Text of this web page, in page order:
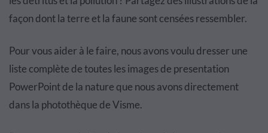
façon dont la terre et la faune sont censées ressembler.
Pour vous aider à le faire, nous avons voulu dresser une
liste complète de toutes les images de presentation
PowerPoint de la nature que nous avons directement
dans la photothèque de Visme.